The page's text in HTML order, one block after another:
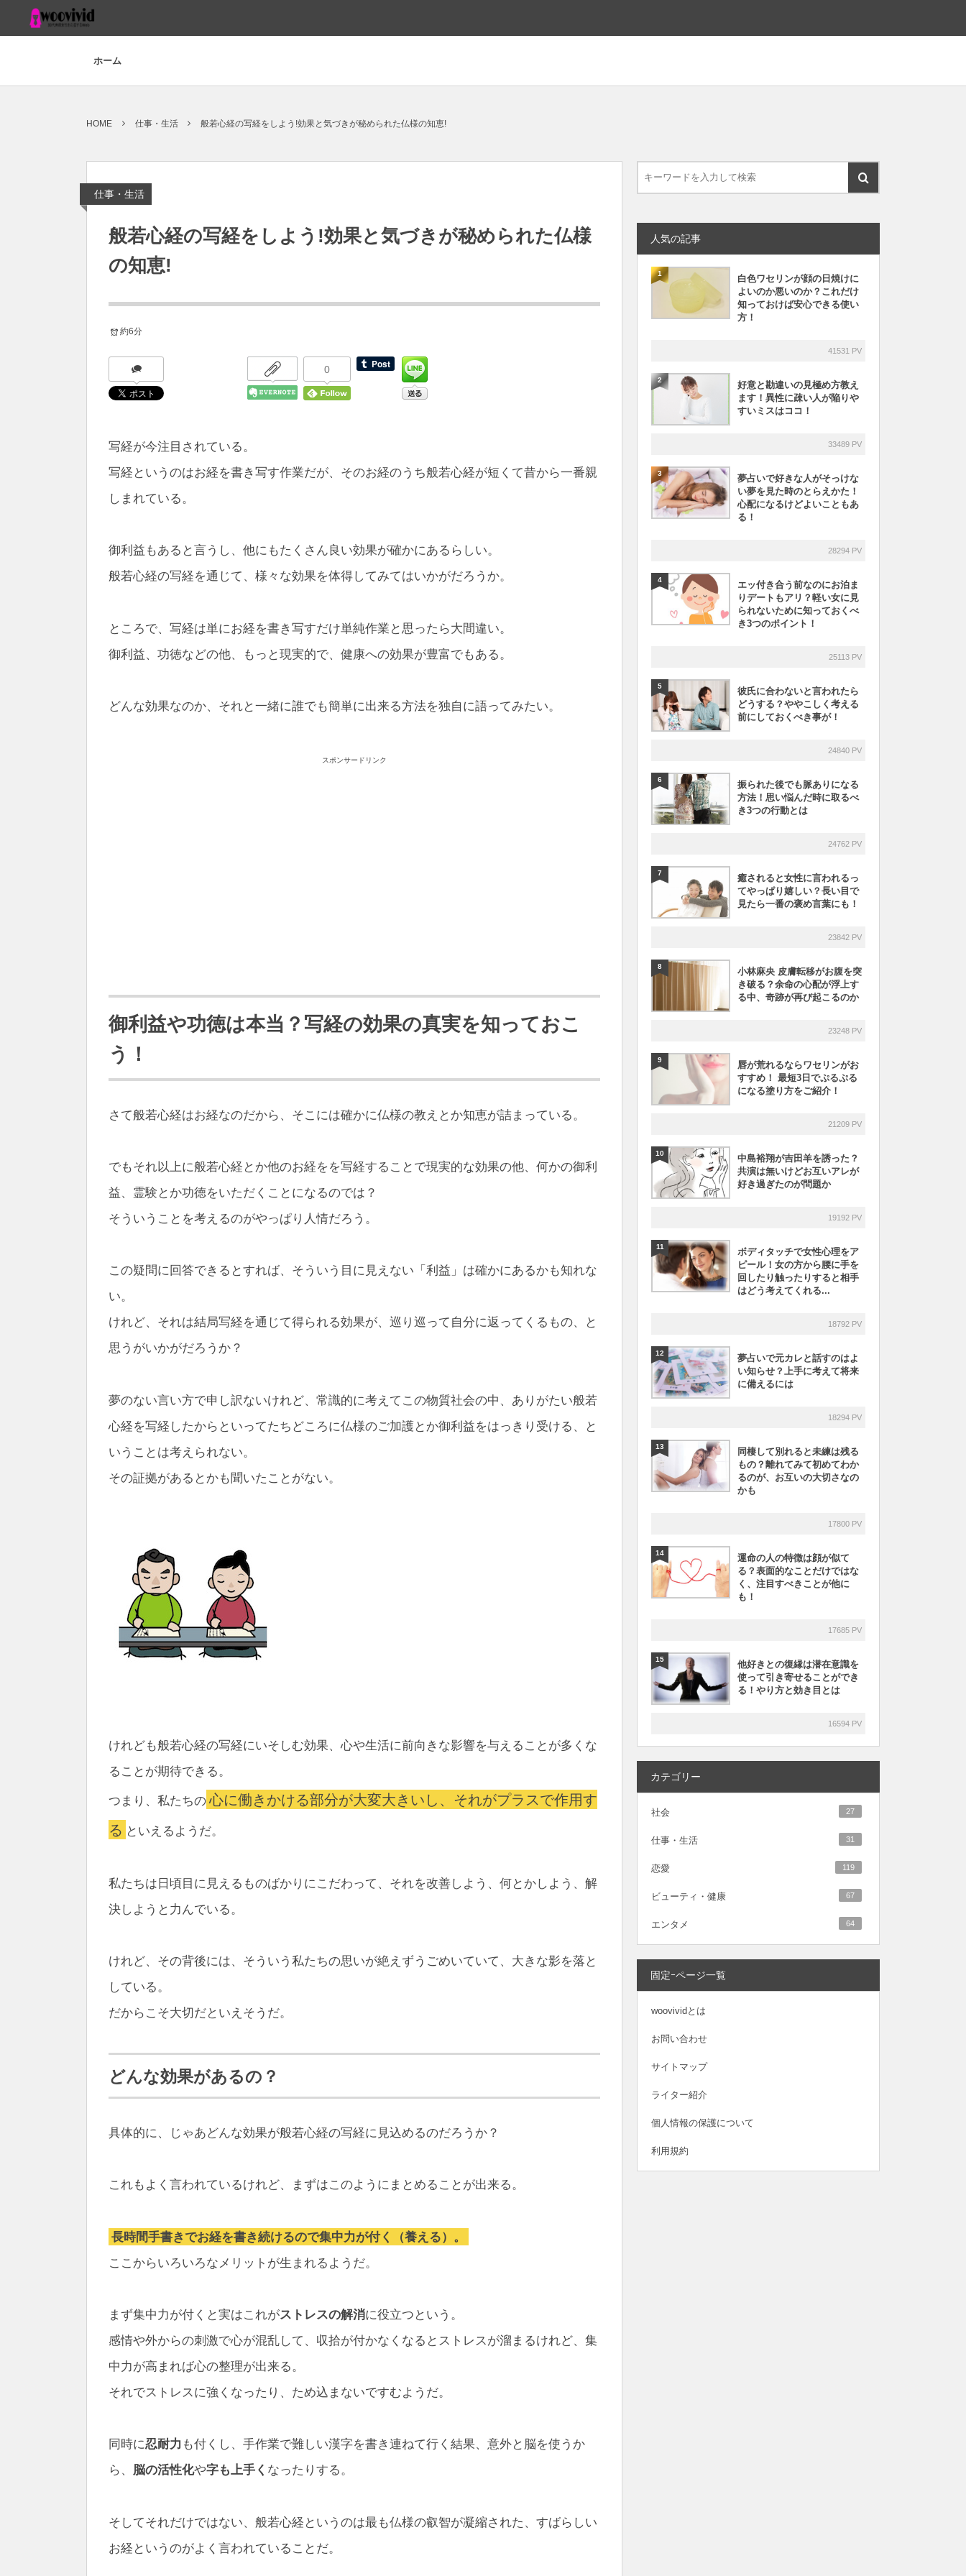
ホーム
HOME 仕事・生活 般若心経の写経をしよう!効果と気づきが秘められた仏様の知恵!
仕事・生活
般若心経の写経をしよう!効果と気づきが秘められた仏様
の知恵!
約6分
0
写経が今注目されている。
写経というのはお経を書き写す作業だが、そのお経のうち般若心経が短くて昔から一番親
しまれている。
御利益もあると言うし、他にもたくさん良い効果が確かにあるらしい。
般若心経の写経を通じて、様々な効果を体得してみてはいかがだろうか。
ところで、写経は単にお経を書き写すだけ単純作業と思ったら大間違い。
御利益、功徳などの他、もっと現実的で、健康への効果が豊富でもある。
どんな効果なのか、それと一緒に誰でも簡単に出来る方法を独自に語ってみたい。
スポンサードリンク
御利益や功徳は本当？写経の効果の真実を知っておこ
う！
さて般若心経はお経なのだから、そこには確かに仏様の教えとか知恵が詰まっている。
でもそれ以上に般若心経とか他のお経をを写経することで現実的な効果の他、何かの御利
益、霊験とか功徳をいただくことになるのでは？
そういうことを考えるのがやっぱり人情だろう。
この疑問に回答できるとすれば、そういう目に見えない「利益」は確かにあるかも知れな
い。
けれど、それは結局写経を通じて得られる効果が、巡り巡って自分に返ってくるもの、と
思うがいかがだろうか？
夢のない言い方で申し訳ないけれど、常識的に考えてこの物質社会の中、ありがたい般若
心経を写経したからといってたちどころに仏様のご加護とか御利益をはっきり受ける、と
いうことは考えられない。
その証拠があるとかも聞いたことがない。
けれども般若心経の写経にいそしむ効果、心や生活に前向きな影響を与えることが多くな
ることが期待できる。
つまり、私たちの 心に働きかける部分が大変大きいし、それがプラスで作用す
る といえるようだ。
私たちは日頃目に見えるものばかりにこだわって、それを改善しよう、何とかしよう、解
決しようと力んでいる。
けれど、その背後には、そういう私たちの思いが絶えずうごめいていて、大きな影を落と
している。
だからこそ大切だといえそうだ。
どんな効果があるの？
具体的に、じゃあどんな効果が般若心経の写経に見込めるのだろうか？
これもよく言われているけれど、まずはこのようにまとめることが出来る。
長時間手書きでお経を書き続けるので集中力が付く（養える）。
ここからいろいろなメリットが生まれるようだ。
まず集中力が付くと実はこれがストレスの解消に役立つという。
感情や外からの刺激で心が混乱して、収拾が付かなくなるとストレスが溜まるけれど、集
中力が高まれば心の整理が出来る。
それでストレスに強くなったり、ため込まないですむようだ。
同時に忍耐力 も付くし、手作業で難しい漢字を書き連ねて行く結果、意外と脳を使うか
ら、 脳の活性化や字も上手く なったりする。
そしてそれだけではない、般若心経というのは最も仏様の叡智が凝縮された、すばらしい
お経というのがよく言われていることだ。
人気の記事
1
白色ワセリンが顔の日焼けに
よいのか悪いのか？これだけ
知っておけば安心できる使い
方！
41531 PV
2
好意と勘違いの見極め方教え
ます！異性に疎い人が陥りや
すいミスはココ！
33489 PV
3
夢占いで好きな人がそっけな
い夢を見た時のとらえかた！
心配になるけどよいこともあ
る！
28294 PV
4
エッ付き合う前なのにお泊ま
りデートもアリ？軽い女に見
られないために知っておくべ
き3つのポイント！
25113 PV
5
彼氏に合わないと言われたら
どうする？ややこしく考える
前にしておくべき事が！
24840 PV
6
振られた後でも脈ありになる
方法！思い悩んだ時に取るべ
き3つの行動とは
24762 PV
7
癒されると女性に言われるっ
てやっぱり嬉しい？長い目で
見たら一番の褒め言葉にも！
23842 PV
8
小林麻央 皮膚転移がお腹を突
き破る？余命の心配が浮上す
る中、奇跡が再び起こるのか
23248 PV
9
唇が荒れるならワセリンがお
すすめ！ 最短3日でぷるぷる
になる塗り方をご紹介！
21209 PV
10
中島裕翔が吉田羊を誘った？
共演は無いけどお互いアレが
好き過ぎたのが問題か
19192 PV
11
ボディタッチで女性心理をア
ピール！女の方から腰に手を
回したり触ったりすると相手
はどう考えてくれる...
18792 PV
12
夢占いで元カレと話すのはよ
い知らせ？上手に考えて将来
に備えるには
18294 PV
13
同棲して別れると未練は残る
もの？離れてみて初めてわか
るのが、お互いの大切さなの
かも
17800 PV
14
運命の人の特徴は顔が似て
る？表面的なことだけではな
く、注目すべきことが他に
も！
17685 PV
15
他好きとの復縁は潜在意識を
使って引き寄せることができ
る！やり方と効き目とは
16594 PV
カテゴリー
社会 27
仕事・生活 31
恋愛 119
ビューティ・健康 67
エンタメ 64
固定ｰページ一覧
woovividとは
お問い合わせ
サイトマップ
ライター紹介
個人情報の保護について
利用規約